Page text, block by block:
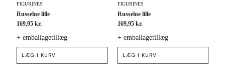
FIGURINES
Russelue lille
169,95 kr.
+ emballagetillæg
LÆG I KURV
FIGURINES
Russelue lille
169,95 kr.
+ emballagetillæg
LÆG I KURV